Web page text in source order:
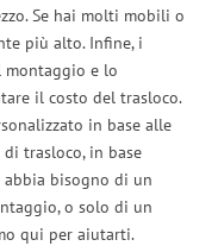
Se hai molti mobili o
più alto. Infine, i
montaggio e lo
il costo del trasloco.
in base alle
trasloco, in base
abbia bisogno di un
o solo di un
qui per aiutarti.